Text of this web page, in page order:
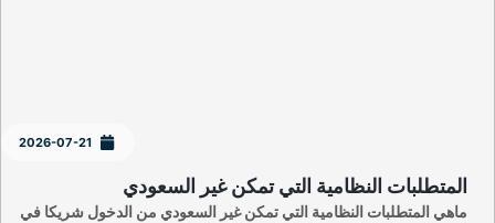
2026-07-21
المتطلبات النظامية التي تمكن غير السعودي
ماهي المتطلبات النظامية التي تمكن غير السعودي من الدخول شريكا في